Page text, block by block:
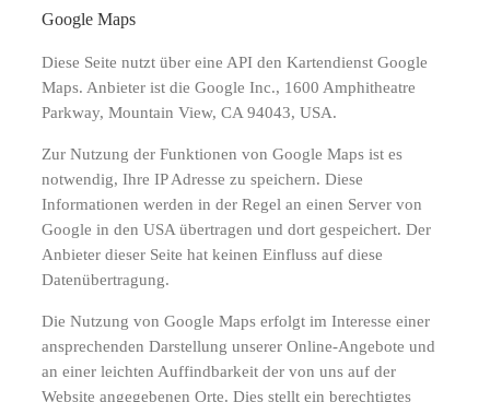
Google Maps
Diese Seite nutzt über eine API den Kartendienst Google
Maps. Anbieter ist die Google Inc., 1600 Amphitheatre
Parkway, Mountain View, CA 94043, USA.
Zur Nutzung der Funktionen von Google Maps ist es
notwendig, Ihre IP Adresse zu speichern. Diese
Informationen werden in der Regel an einen Server von
Google in den USA übertragen und dort gespeichert. Der
Anbieter dieser Seite hat keinen Einfluss auf diese
Datenübertragung.
Die Nutzung von Google Maps erfolgt im Interesse einer
ansprechenden Darstellung unserer Online-Angebote und
an einer leichten Auffindbarkeit der von uns auf der
Website angegebenen Orte. Dies stellt ein berechtigtes